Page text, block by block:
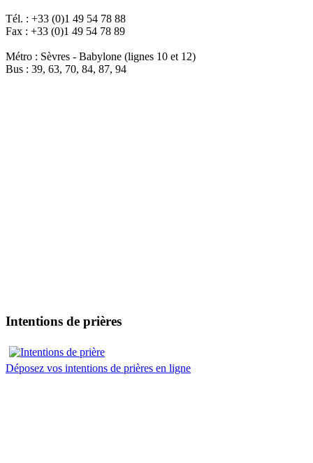
Tél. : +33 (0)1 49 54 78 88
Fax : +33 (0)1 49 54 78 89
Métro : Sèvres - Babylone (lignes 10 et 12)
Bus : 39, 63, 70, 84, 87, 94
Intentions de prières
Déposez vos intentions de prières en ligne